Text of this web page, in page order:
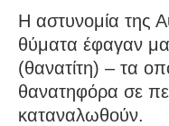
Η αστυνομία της
θύματα έφαγαν
(θανατίτη) – τα
θανατηφόρα σε
καταναλωθούν.